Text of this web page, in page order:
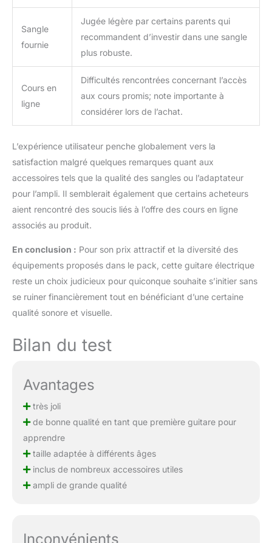
Sangle
fournie
Jugée légère par certains parents qui
recommandent d’investir dans une sangle
plus robuste.
Cours en
ligne
Difficultés rencontrées concernant l’accès
aux cours promis; note importante à
considérer lors de l’achat.
L’expérience utilisateur penche globalement vers la
satisfaction malgré quelques remarques quant aux
accessoires tels que la qualité des sangles ou l’adaptateur
pour l’ampli. Il semblerait également que certains acheteurs
aient rencontré des soucis liés à l’offre des cours en ligne
associés au produit.
En conclusion : Pour son prix attractif et la diversité des
équipements proposés dans le pack, cette guitare électrique
reste un choix judicieux pour quiconque souhaite s’initier sans
se ruiner financièrement tout en bénéficiant d’une certaine
qualité sonore et visuelle.
Bilan du test
Avantages
très joli
de bonne qualité en tant que première guitare pour
apprendre
taille adaptée à différents âges
inclus de nombreux accessoires utiles
ampli de grande qualité
Inconvénients